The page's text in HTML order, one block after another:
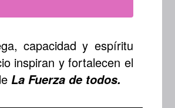
capacidad y espíritu
inspiran y fortalecen el
La Fuerza de todos.